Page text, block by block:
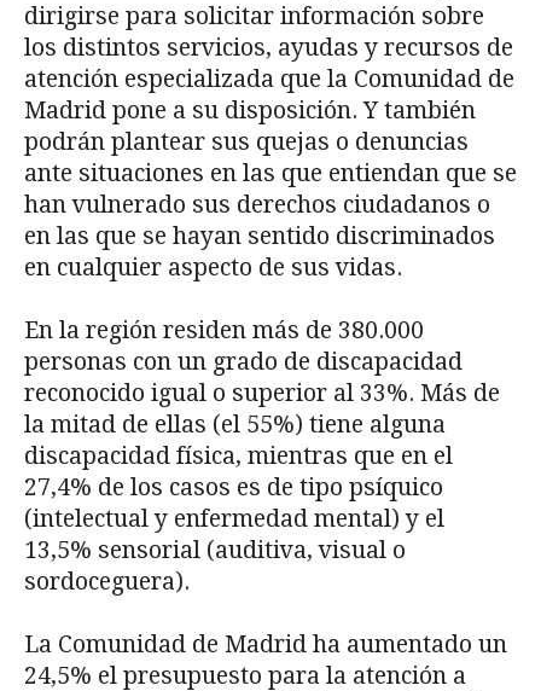
dirigirse para solicitar información sobre
los distintos servicios, ayudas y recursos de
atención especializada que la Comunidad de
Madrid pone a su disposición. Y también
podrán plantear sus quejas o denuncias
ante situaciones en las que entiendan que se
han vulnerado sus derechos ciudadanos o
en las que se hayan sentido discriminados
en cualquier aspecto de sus vidas.
En la región residen más de 380.000
personas con un grado de discapacidad
reconocido igual o superior al 33%. Más de
la mitad de ellas (el 55%) tiene alguna
discapacidad física, mientras que en el
27,4% de los casos es de tipo psíquico
(intelectual y enfermedad mental) y el
13,5% sensorial (auditiva, visual o
sordoceguera).
La Comunidad de Madrid ha aumentado un
24,5% el presupuesto para la atención a